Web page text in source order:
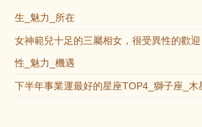
生_魅力_所在
女神範兒十足的三屬相女，很受異性的歡
性_魅力_機遇
下半年事業運最好的星座TOP4_獅子座_木